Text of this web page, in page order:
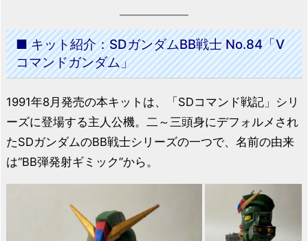
■ キット紹介：SDガンダムBB戦士 No.84「V
コマンドガンダム」
1991年8月発売の本キットは、「SDコマンド戦記」シリ
ーズに登場する主人公機。二～三頭身にデフォルメされ
たSDガンダムのBB戦士シリーズの一つで、名前の由来
は“BB弾発射ギミック”から。